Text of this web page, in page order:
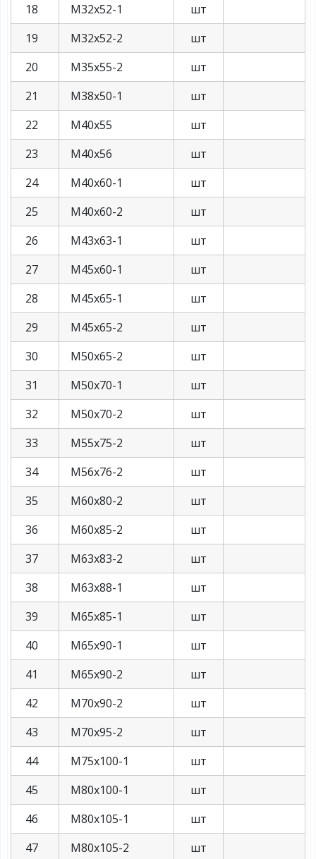
18
М32х52-1
шт
19
М32х52-2
шт
20
М35х55-2
шт
21
М38х50-1
шт
22
М40х55
шт
23
М40х56
шт
24
М40х60-1
шт
25
М40х60-2
шт
26
М43х63-1
шт
27
М45х60-1
шт
28
М45х65-1
шт
29
М45х65-2
шт
30
М50х65-2
шт
31
М50х70-1
шт
32
М50х70-2
шт
33
М55х75-2
шт
34
М56х76-2
шт
35
М60х80-2
шт
36
М60х85-2
шт
37
М63х83-2
шт
38
М63х88-1
шт
39
М65х85-1
шт
40
М65х90-1
шт
41
М65х90-2
шт
42
М70х90-2
шт
43
М70х95-2
шт
44
М75х100-1
шт
45
М80х100-1
шт
46
М80х105-1
шт
47
М80х105-2 шт